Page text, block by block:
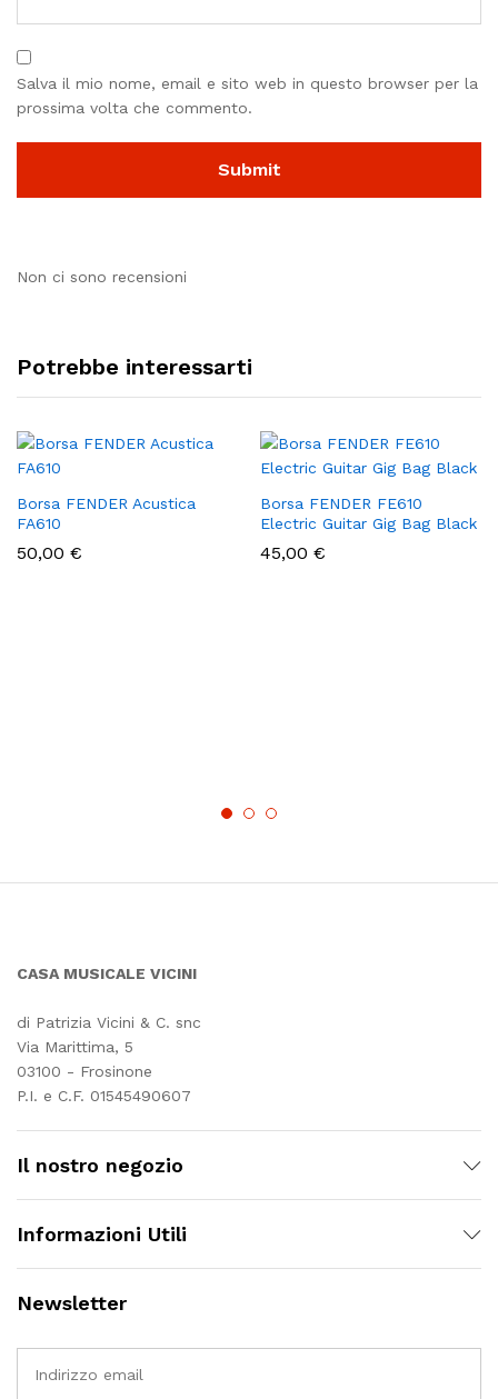
Salva il mio nome, email e sito web in questo browser per la
prossima volta che commento.
Non ci sono recensioni
Potrebbe interessarti
Borsa FENDER Acustica
FA610
50,00 €
Borsa FENDER FE610
Electric Guitar Gig Bag Black
45,00 €
CASA MUSICALE VICINI
di Patrizia Vicini & C. snc
Via Marittima, 5
03100 - Frosinone
P.I. e C.F. 01545490607
Il nostro negozio
Informazioni Utili
Newsletter